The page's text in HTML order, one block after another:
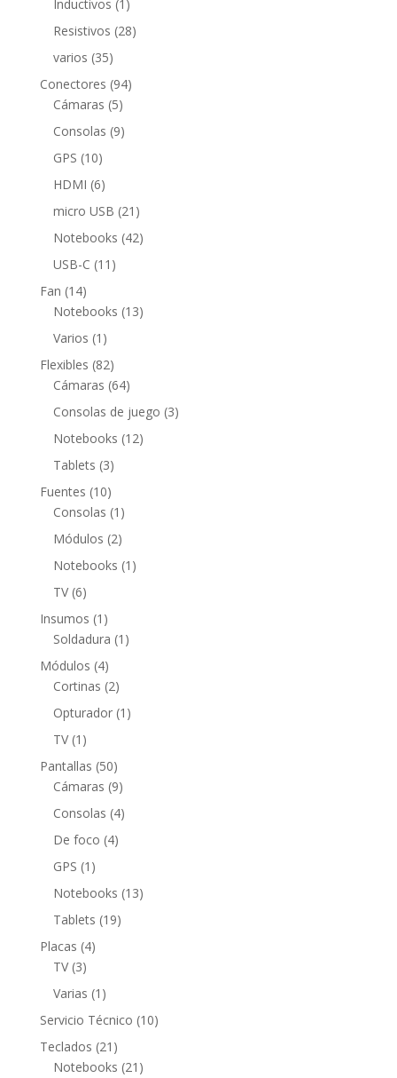
Inductivos 1
producto
Resistivos 2828
varios 3535
productos
Conectores 9494
Cámaras 55
productos
Consolas 99
GPS 1010
productos
HDMI 66
productos
micro USB 21 21
productos
Notebooks 4242
USB-C 11 11
Fan 1414
productos
Notebooks 1313
Varios 1 1
producto
Flexibles 8282
productos
Cámaras 6464
productos
Consolas de juego 33
Notebooks 1212
Tablets 33
productos
Fuentes 1010
productos
Consolas 1 1
producto
Módulos 22
productos
Notebooks 1 1
TV 66
productos
Insumos 1 1
producto
Soldadura 1 1
Módulos 44
productos
Cortinas 22
productos
Opturador 1 1
TV 1 1
producto
Pantallas 5050
productos
Cámaras 99
productos
Consolas 44
De foco 44
GPS 1 1
producto
Notebooks 1313
Tablets 1919
Placas 44
TV 33
productos
Varias 1 1
producto
Servicio Técnico 1010
Teclados 21 21
productos
Notebooks 21 21